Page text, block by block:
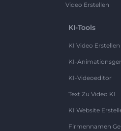
Video Erstellen
KI-Tools
KI Video Erstellen
KI-
KI-Videoeditor
Text Zu Video KI
KI Website
Firmennamen